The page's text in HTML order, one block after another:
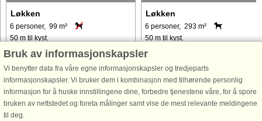
Løkken
6 personer, 99 m²
50 m til kyst.
På toppen af en kuperet klitgrund
finder I dette arkitekttegnet
kvalitetssommerhus beliggende i
klitterne 50 M fra det brusende skønne
Vesterhaw. Sommerhuset har
eksklusiv indretning med smagfuld
Løkken
6 personer, 293 m²
50 m til kyst.
Fra det øjeblik du træder ind, byder
dette sommerhus dig velkommen
varme og atmosfære. Entréen fører til
et soveværelse på hver side og et
badeværelse, mens en trappe lige
Bruk av informasjonskapsler
Vi benytter data fra våre egne informasjonskapsler og tredjeparts
informasjonskapsler. Vi bruker dem i kombinasjon med tilhørende personlig
informasjon for å huske innstillingene dine, forbedre tjenestene våre, for å spore
bruken av nettstedet og foreta målinger samt vise de mest relevante meldingene
til deg.